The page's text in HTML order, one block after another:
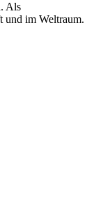
Als
und im Weltraum.